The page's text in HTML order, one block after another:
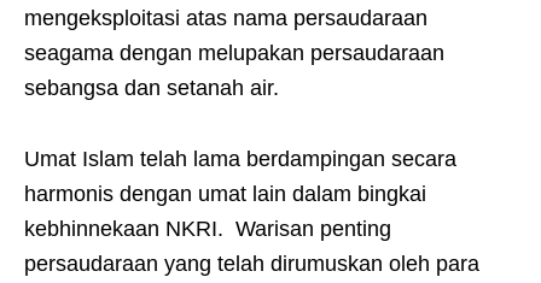
mengeksploitasi atas nama persaudaraan
seagama dengan melupakan persaudaraan
sebangsa dan setanah air.
Umat Islam telah lama berdampingan secara
harmonis dengan umat lain dalam bingkai
kebhinnekaan NKRI. Warisan penting
persaudaraan yang telah dirumuskan oleh para